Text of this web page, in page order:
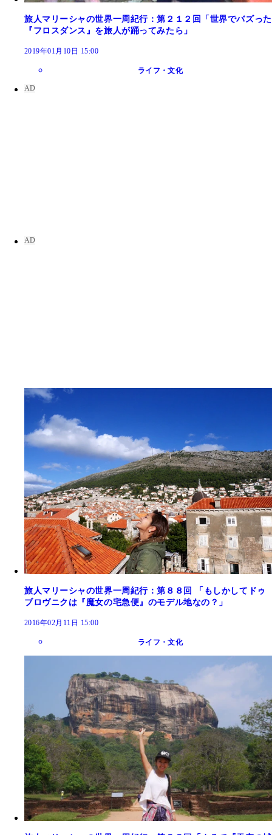
旅人マリーシャの世界一周紀行：第２１２回「世界でバズった
『フロスダンス』を旅人が踊ってみたら」
2019年01月10日 15:00
ライフ・文化
旅人マリーシャの世界一周紀行：第８８回 「もしかしてドゥ
ブロヴニクは『魔女の宅急便』のモデル地なの？」
2016年02月11日 15:00
ライフ・文化